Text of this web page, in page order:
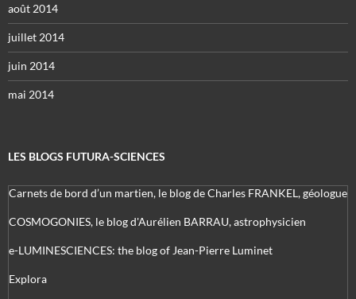
août 2014
juillet 2014
juin 2014
mai 2014
LES BLOGS FUTURA-SCIENCES
Carnets de bord d’un martien, le blog de Charles FRANKEL, géologue
COSMOGONIES, le blog d'Aurélien BARRAU, astrophysicien
e-LUMINESCIENCES: the blog of Jean-Pierre Luminet
Explora